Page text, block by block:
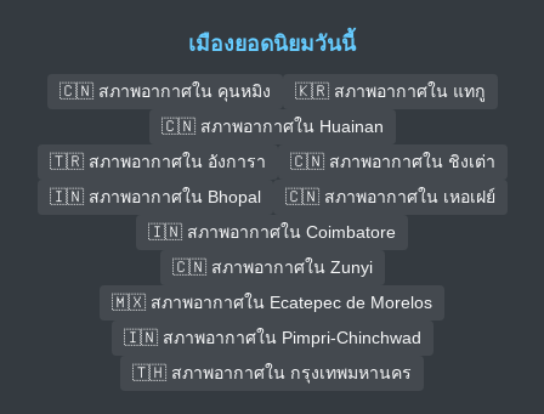
เมืองยอดนิยมวันนี้
🇨🇳 สภาพอากาศใน คุนหมิง
🇰🇷 สภาพอากาศใน แทกู
🇨🇳 สภาพอากาศใน Huainan
🇹🇷 สภาพอากาศใน อังการา
🇨🇳 สภาพอากาศใน ชิงเต่า
🇮🇳 สภาพอากาศใน Bhopal
🇨🇳 สภาพอากาศใน เหอเฝย์
🇮🇳 สภาพอากาศใน Coimbatore
🇨🇳 สภาพอากาศใน Zunyi
🇲🇽 สภาพอากาศใน Ecatepec de Morelos
🇮🇳 สภาพอากาศใน Pimpri-Chinchwad
🇹🇭 สภาพอากาศใน กรุงเทพมหานคร